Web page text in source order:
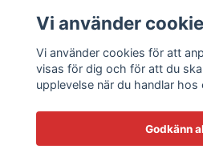
Kundtjänst
Läs mer
Vi använder
Vi använder cookies för att
visas för dig och för att du
upplevelse när du handlar hos
Godkänn